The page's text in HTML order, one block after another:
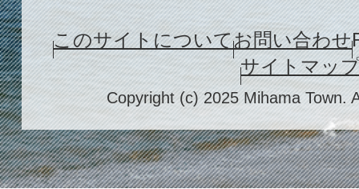
このサイトについてお問い合わせ
サイトマッ
Copyright (c) 2025 Mihama Town.